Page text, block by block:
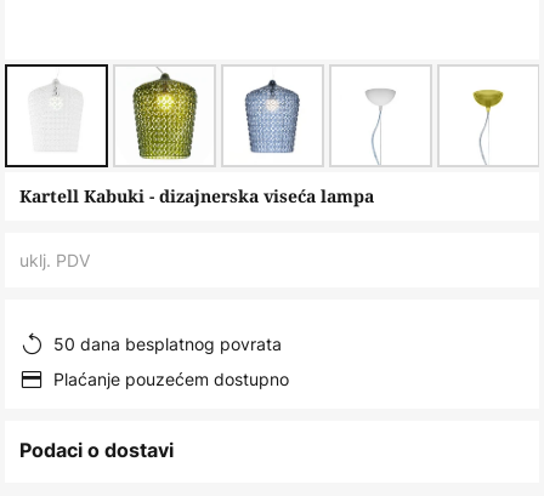
Skip
beginning
the
images
Kartell Kabuki - dizajnerska viseća lampa
uklj. PDV
50 dana besplatnog povrata
Plaćanje pouzećem dostupno
Podaci o dostavi